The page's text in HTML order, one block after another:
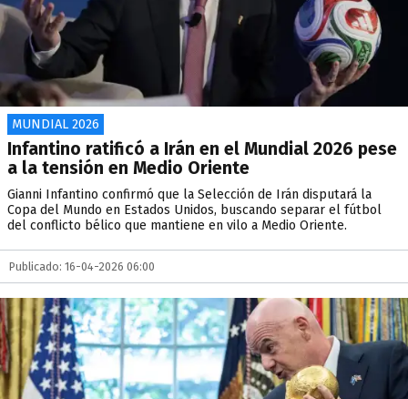
MUNDIAL 2026
Infantino ratificó a Irán en el Mundial 2026 pese
a la tensión en Medio Oriente
Gianni Infantino confirmó que la Selección de Irán disputará la
Copa del Mundo en Estados Unidos, buscando separar el fútbol
del conflicto bélico que mantiene en vilo a Medio Oriente.
Publicado: 16-04-2026 06:00